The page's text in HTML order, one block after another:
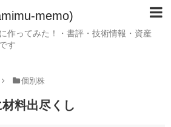
memo)
作ってみた！・書評・技術情報・資産
す
個別株
料出尽くし